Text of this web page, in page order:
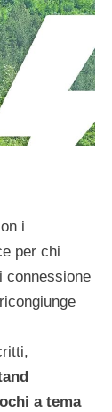
i
per chi
connessione
a tema